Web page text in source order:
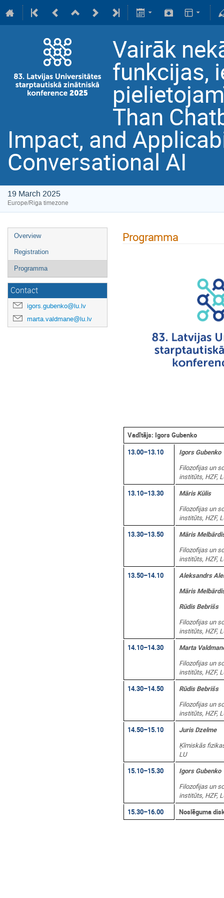
Vairāk
funkcijas,
Than
Impact, and
Conversational AI
19 March 2025
Europe/Riga timezone
Overview
Registration
Programma
Contact
igors.gubenko@lu.lv
marta.valdmane@lu.lv
Programma
Vadītājs: Igors Gubenko
13.00–13.10
Igors Gubenko
Filozofijas un
institūts, HZF,
13.10–13.30
Māris Kūlis
Filozofijas un
institūts, HZF,
13.30–13.50
Māris
Filozofijas un
institūts, HZF,
13.50–14.10
Aleksandrs
Māris
Rūdis Bebrišs
Filozofijas un
institūts, HZF,
14.10–14.30
Marta
Filozofijas un
institūts, HZF,
14.30–14.50
Rūdis Bebrišs
Filozofijas un
institūts, HZF,
14.50–15.10
Juris Dzelme
Ķīmiskās
LU
15.10–15.30
Igors Gubenko
Filozofijas un
institūts, HZF,
15.30–16.00
Noslēguma